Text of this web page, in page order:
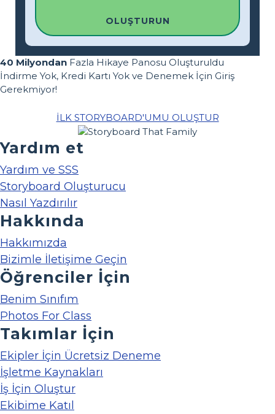
OLUŞTURUN
40 Milyondan Fazla Hikaye Panosu Oluşturuldu
İndirme Yok, Kredi Kartı Yok ve Denemek İçin Giriş
Gerekmiyor!
İLK STORYBOARD'UMU OLUŞTUR
Yardım et
Yardım ve SSS
Storyboard Oluşturucu
Nasıl Yazdırılır
Hakkında
Hakkımızda
Bizimle İletişime Geçin
Öğrenciler İçin
Benim Sınıfım
Photos For Class
Takımlar İçin
Ekipler İçin Ücretsiz Deneme
İşletme Kaynakları
İş İçin Oluştur
Ekibime Katıl